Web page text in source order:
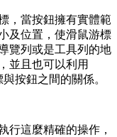
，當按鈕擁有實體範
及位置，使滑鼠游標
覽列或是工具列的地
並且也可以利用
按鈕之間的關係。
行這麼精確的操作，